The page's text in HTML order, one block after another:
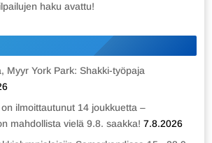
haku avattu!
Myyr York Park: Shakki-työpaja
ilmoittautunut 14 joukkuetta –
mahdollista vielä 9.8. saakka! 7.8.2026